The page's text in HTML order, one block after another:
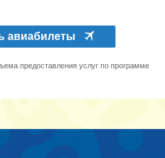
авиабилеты
предоставления услуг по программе